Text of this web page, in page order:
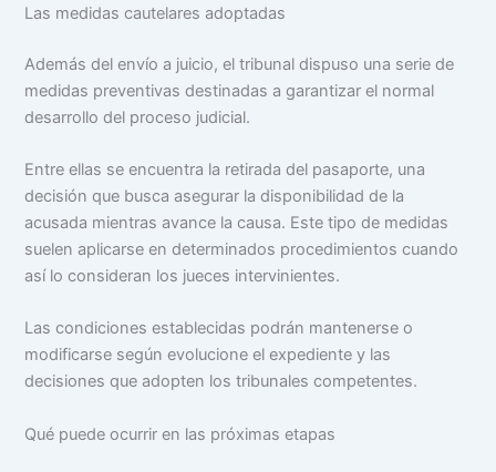
Las medidas cautelares adoptadas
Además del envío a juicio, el tribunal dispuso una serie de
medidas preventivas destinadas a garantizar el normal
desarrollo del proceso judicial.
Entre ellas se encuentra la retirada del pasaporte, una
decisión que busca asegurar la disponibilidad de la
acusada mientras avance la causa. Este tipo de medidas
suelen aplicarse en determinados procedimientos cuando
así lo consideran los jueces intervinientes.
Las condiciones establecidas podrán mantenerse o
modificarse según evolucione el expediente y las
decisiones que adopten los tribunales competentes.
Qué puede ocurrir en las próximas etapas